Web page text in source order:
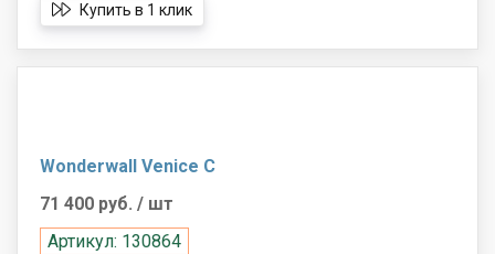
Купить в 1 клик
Wonderwall Venice C
71 400 руб. / шт
Артикул: 130864